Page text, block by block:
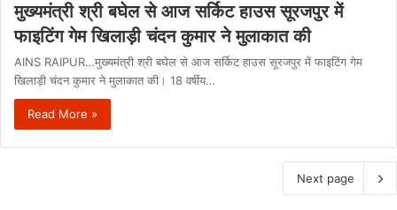
मुख्यमंत्री श्री बघेल से आज सर्किट हाउस सूरजपुर में
फाइटिंग गेम खिलाड़ी चंदन कुमार ने मुलाकात की
AINS RAIPUR…मुख्यमंत्री श्री बघेल से आज सर्किट हाउस सूरजपुर में फाइटिंग गेम
खिलाड़ी चंदन कुमार ने मुलाकात की। 18 वर्षीय…
Read More »
Next page